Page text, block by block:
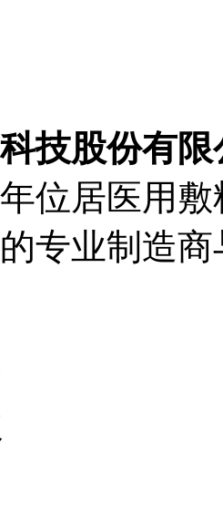
技股份有限
位居医用
专业制造